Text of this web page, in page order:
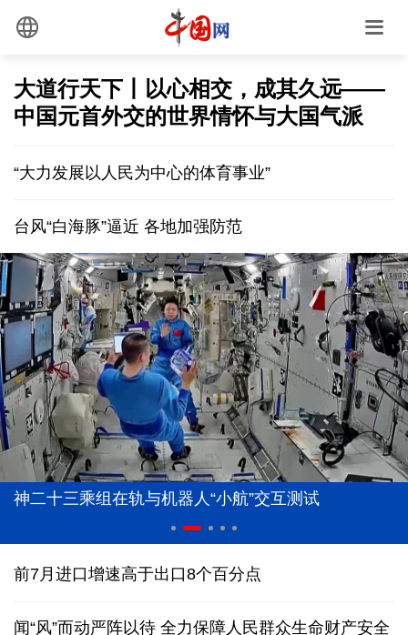
大道行天下丨以心相交，成其久远——
中国元首外交的世界情怀与大国气派
“大力发展以人民为中心的体育事业”
台风“白海豚”逼近 各地加强防范
神二十三乘组在轨与机器人“小航”交互测试
前7月进口增速高于出口8个百分点
闻“风”而动严阵以待 全力保障人民群众生命财产安全